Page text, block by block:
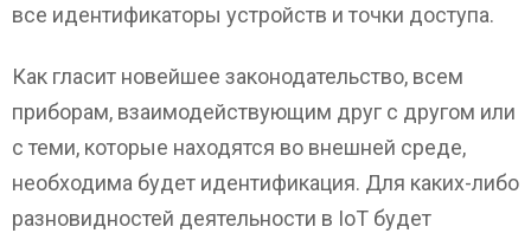
все идентификаторы устройств и точки доступа.
Как гласит новейшее законодательство, всем
приборам, взаимодействующим друг с другом или
с теми, которые находятся во внешней среде,
необходима будет идентификация. Для каких-либо
разновидностей деятельности в IoT будет